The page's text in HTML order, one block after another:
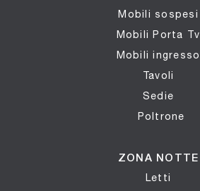
Mobili sospesi
Mobili Porta Tv
Mobili ingresso
Tavoli
Sedie
Poltrone
ZONA NOTTE
Letti